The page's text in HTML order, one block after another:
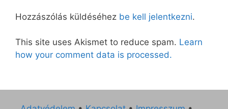
Hozzászólás küldéséhez be kell jelentkezni.
This site uses Akismet to reduce spam. Learn
how your comment data is processed.